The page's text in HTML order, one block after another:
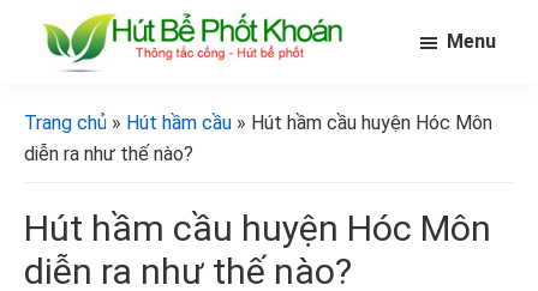
phốt
khoán]
bể
phốt
Menu
Trang chủ » Hút hầm cầu » Hút hầm cầu huyện Hóc Môn
diễn ra như thế nào?
Hút hầm cầu huyện Hóc Môn
diễn ra như thế nào?